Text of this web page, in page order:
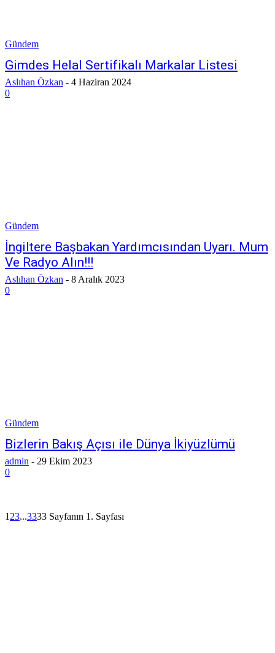
Gündem
Gimdes Helal Sertifikalı Markalar Listesi
Aslıhan Özkan - 4 Haziran 2024
0
Gündem
İngiltere Başbakan Yardımcısından Uyarı. Mum
Ve Radyo Alın!!!
Aslıhan Özkan - 8 Aralık 2023
0
Gündem
Bizlerin Bakış Açısı ile Dünya İkiyüzlümü
admin - 29 Ekim 2023
0
1 23...3333 Sayfanın 1. Sayfası